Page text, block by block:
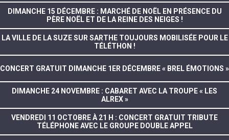
DIMANCHE 15 DÉCEMBRE : MARCHÉ DE NOËL EN PRÉSENCE DU
PÈRE NOËL ET DE LA REINE DES NEIGES !
LA VILLE DE LA SUZE SUR SARTHE TOUJOURS MOBILISÉE POUR LE
TÉLÉTHON !
CONCERT GRATUIT DIMANCHE 1ER DÉCEMBRE « BREL ÉMOTIONS »
DIMANCHE 24 NOVEMBRE : CABARET AVEC LA TROUPE « LES
ALREX »
VENDREDI 11 OCTOBRE À 21 H : CONCERT GRATUIT TRIBUTE
TÉLÉPHONE AVEC LE GROUPE DOUBLE APPEL